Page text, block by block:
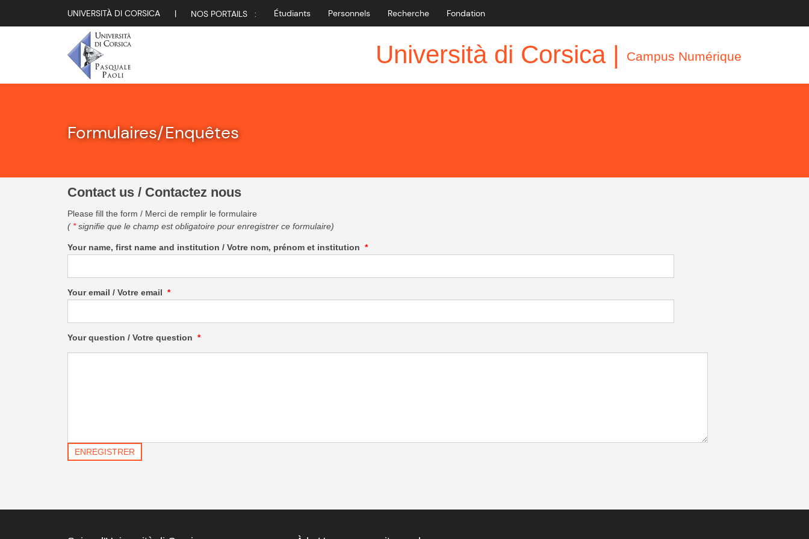
UNIVERSITÀ DI CORSICA | NOS PORTAILS : Étudiants Personnels Recherche Fondation
Università di Corsica | Campus Numérique
Formulaires/Enquêtes
Contact us / Contactez nous
Please fill the form / Merci de remplir le formulaire
(*signifie que le champ est obligatoire pour enregistrer ce formulaire)
Your name, first name and institution / Votre nom, prénom et institution *
Your email / Votre email *
Your question / Votre question *